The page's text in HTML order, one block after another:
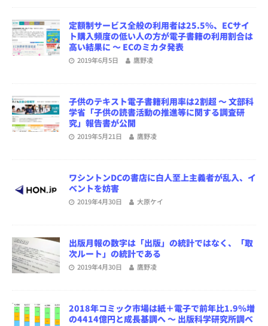
定額制サービス全般の利用者は25.5％、ECサイ
ト購入頻度の低い人の方が電子書籍の利用割合は
高い結果に ～ ECのミカタ発表
2019年6月5日 鷹野凌
子供のテキスト電子書籍利用率は2割超 ～ 文部科
学省「子供の読書活動の推進等に関する調査研
究」報告書が公開
2019年5月21日 鷹野凌
ワシントンDCの書店に白人至上主義者が乱入、イ
ベントを妨害
2019年4月30日 大原ケイ
出版月報の数字は「出版」の統計ではなく、「取
次ルート」の統計である
2019年4月30日 鷹野凌
2018年コミック市場は紙＋電子で前年比1.9％増
の4414億円と成長基調へ ～ 出版科学研究所調べ